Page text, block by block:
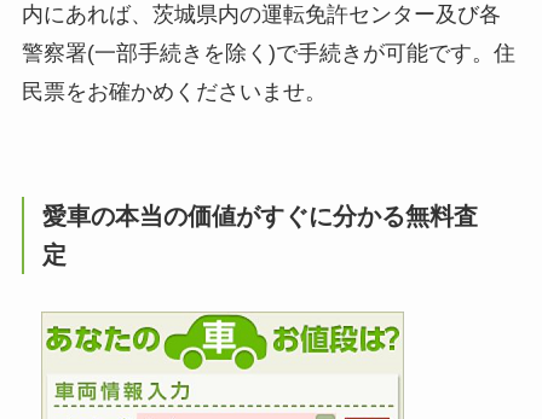
内にあれば、茨城県内の運転免許センター及び各
警察署(一部手続きを除く)で手続きが可能です。住
民票をお確かめくださいませ。
愛車の本当の価値がすぐに分かる無料査
定